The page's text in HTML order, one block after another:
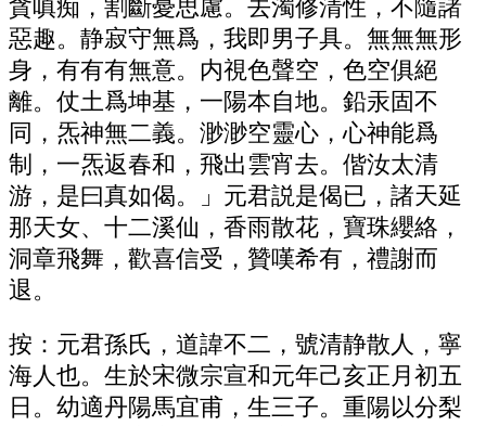
貪嗔痴，割斷憂思慮。去濁修清性，不隨諸
惡趣。静寂守無爲，我即男子具。無無無形
身，有有有無意。内視色聲空，色空俱絕
離。仗土爲坤基，一陽本自地。鉛汞固不
同，炁神無二義。渺渺空靈心，心神能爲
制，一炁返春和，飛出雲宵去。偕汝太清
游，是曰真如偈。」元君説是偈已，諸天延
那天女、十二溪仙，香雨散花，寶珠纓絡，
洞章飛舞，歡喜信受，贊嘆希有，禮謝而
退。
按：元君孫氏，道諱不二，號清静散人，寧
海人也。生於宋微宗宣和元年己亥正月初五
日。幼適丹陽馬宜甫，生三子。重陽以分梨